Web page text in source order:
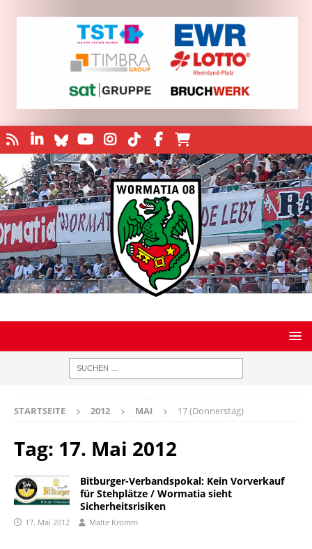
STARTSEITE 2012 MAI 17 (Donnerstag)
Tag: 17. Mai 2012
Bitburger-Verbandspokal: Kein Vorverkauf
für Stehplätze / Wormatia sieht
Sicherheitsrisiken
17. Mai 2012 Malte Kromm